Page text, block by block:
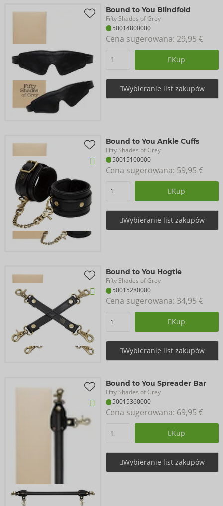
Bound to You Blindfold
Fifty Shades of Grey
50014800000
Cena sugerowana: 29,95 €
Kup
Wybieranie list zakupów
Bound to You Ankle Cuffs
Fifty Shades of Grey
50015100000
Cena sugerowana: 59,95 €
Kup
Wybieranie list zakupów
Bound to You Hogtie
Fifty Shades of Grey
50015280000
Cena sugerowana: 34,95 €
Kup
Wybieranie list zakupów
Bound to You Spreader Bar
Fifty Shades of Grey
50015360000
Cena sugerowana: 69,95 €
Kup
Wybieranie list zakupów